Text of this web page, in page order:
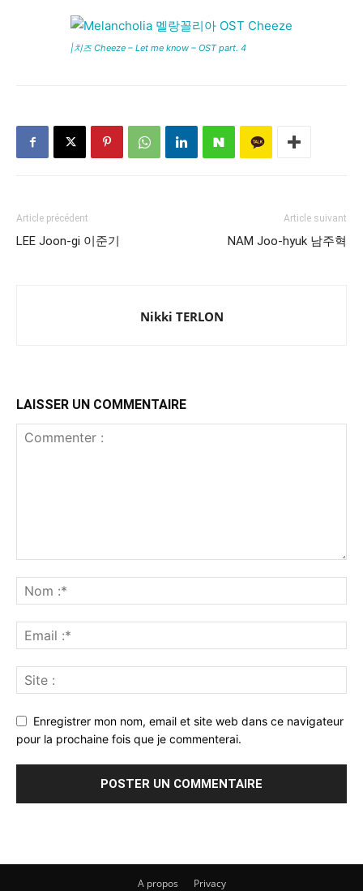
|치즈 Cheeze – Let me know – OST part. 4
Article précédent
LEE Joon-gi 이준기
Article suivant
NAM Joo-hyuk 남주혁
Nikki TERLON
LAISSER UN COMMENTAIRE
Enregistrer mon nom, email et site web dans ce navigateur
pour la prochaine fois que je commenterai.
A propos Privacy